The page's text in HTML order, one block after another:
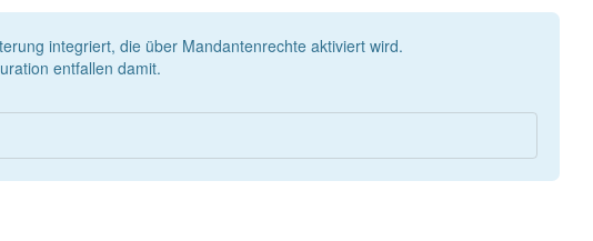
integriert, die über Mandantenrechte aktiviert wird.
entfallen damit.